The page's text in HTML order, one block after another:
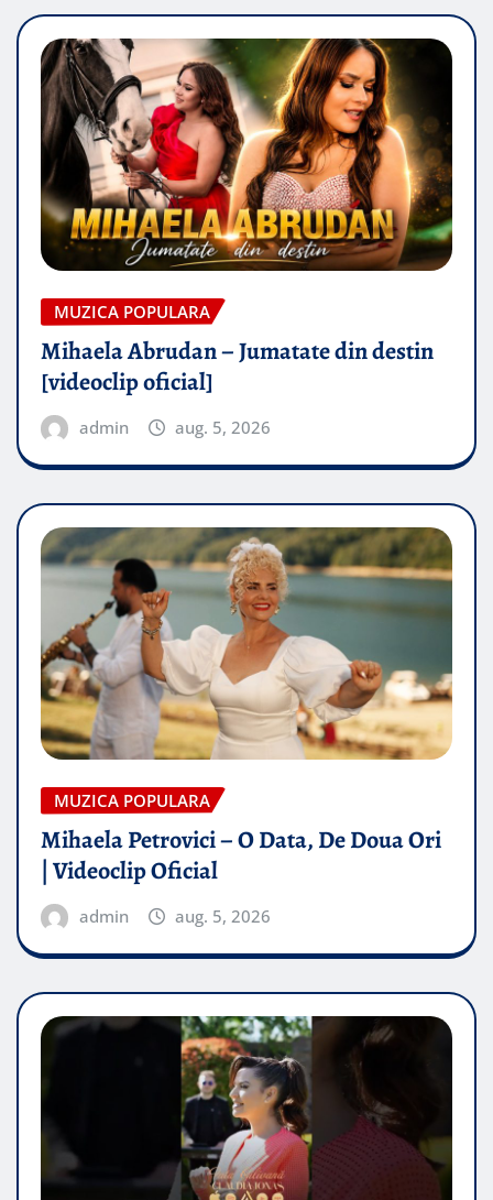
MUZICA POPULARA
Mihaela Abrudan – Jumatate din destin
[videoclip oficial]
admin aug. 5, 2026
MUZICA POPULARA
Mihaela Petrovici – O Data, De Doua Ori
| Videoclip Oficial
admin aug. 5, 2026